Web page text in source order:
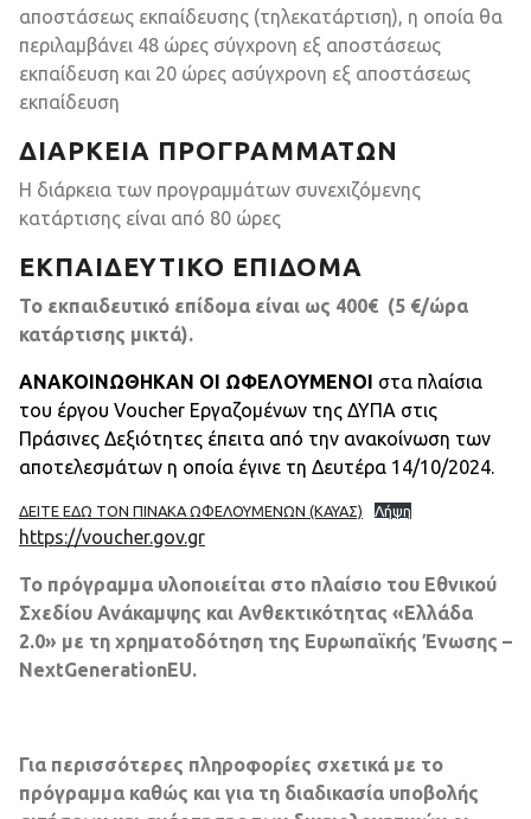
αποστάσεως εκπαίδευσης (τηλεκατάρτιση), η οποία θα
περιλαμβάνει 48 ώρες σύγχρονη εξ αποστάσεως
εκπαίδευση και 20 ώρες ασύγχρονη εξ αποστάσεως
εκπαίδευση
ΔΙΆΡΚΕΙΑ ΠΡΟΓΡΑΜΜΆΤΩΝ
Η διάρκεια των προγραμμάτων συνεχιζόμενης
κατάρτισης είναι από 80 ώρες
ΕΚΠΑΙΔΕΥΤΙΚΌ ΕΠΊΔΟΜΑ
Το εκπαιδευτικό επίδομα είναι ως 400€ (5 €/ώρα
κατάρτισης μικτά).
ΑΝΑΚΟΙΝΩΘΗΚΑΝ ΟΙ ΩΦΕΛΟΥΜΕΝΟΙ στα πλαίσια
του έργου Voucher Εργαζομένων της ΔΥΠΑ στις
Πράσινες Δεξιότητες έπειτα από την ανακοίνωση των
αποτελεσμάτων η οποία έγινε τη Δευτέρα 14/10/2024.
ΔΕΙΤΕ ΕΔΩ ΤΟΝ ΠΙΝΑΚΑ ΩΦΕΛΟΥΜΕΝΩΝ (ΚΑΥΑΣ) Λήψη
https://voucher.gov.gr
Το πρόγραμμα υλοποιείται στο πλαίσιο του Εθνικού
Σχεδίου Ανάκαμψης και Ανθεκτικότητας «Ελλάδα
2.0» με τη χρηματοδότηση της Ευρωπαϊκής Ένωσης –
NextGenerationEU.
Για περισσότερες πληροφορίες σχετικά με το
πρόγραμμα καθώς και για τη διαδικασία υποβολής